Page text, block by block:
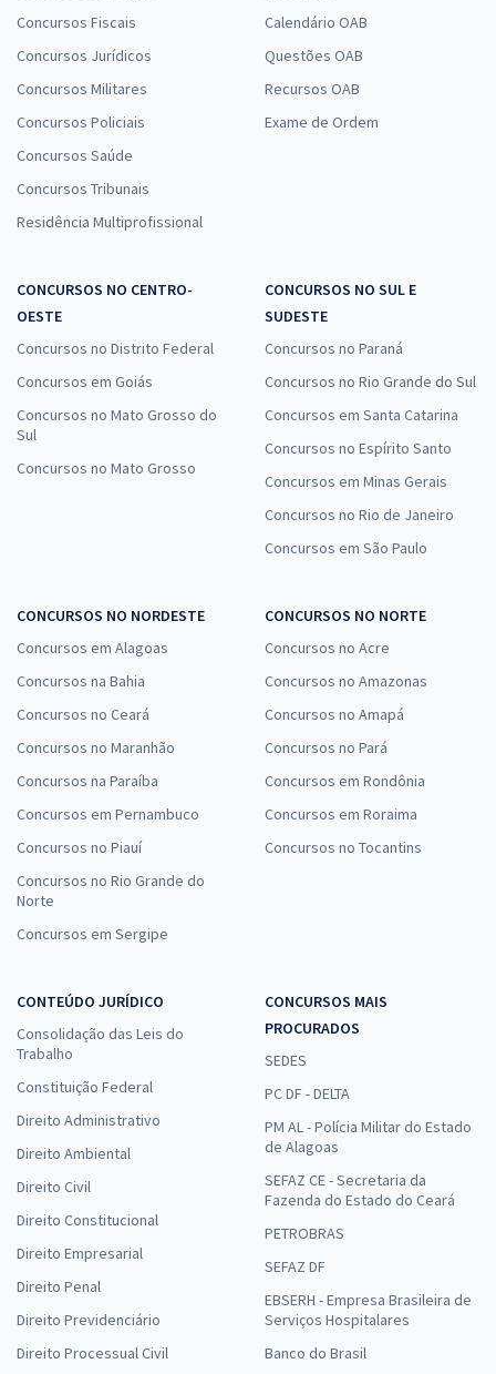
Concursos Fiscais
Concursos Jurídicos
Concursos Militares
Concursos Policiais
Concursos Saúde
Concursos Tribunais
Residência Multiprofissional
Calendário OAB
Questões OAB
Recursos OAB
Exame de Ordem
CONCURSOS NO CENTRO-
OESTE
Concursos no Distrito Federal
Concursos em Goiás
Concursos no Mato Grosso do
Sul
Concursos no Mato Grosso
CONCURSOS NO SUL E
SUDESTE
Concursos no Paraná
Concursos no Rio Grande do Sul
Concursos em Santa Catarina
Concursos no Espírito Santo
Concursos em Minas Gerais
Concursos no Rio de Janeiro
Concursos em São Paulo
CONCURSOS NO NORDESTE
Concursos em Alagoas
Concursos na Bahia
Concursos no Ceará
Concursos no Maranhão
Concursos na Paraíba
Concursos em Pernambuco
Concursos no Piauí
Concursos no Rio Grande do
Norte
Concursos em Sergipe
CONCURSOS NO NORTE
Concursos no Acre
Concursos no Amazonas
Concursos no Amapá
Concursos no Pará
Concursos em Rondônia
Concursos em Roraima
Concursos no Tocantins
CONTEÚDO JURÍDICO
Consolidação das Leis do
Trabalho
Constituição Federal
Direito Administrativo
Direito Ambiental
Direito Civil
Direito Constitucional
Direito Empresarial
Direito Penal
Direito Previdenciário
Direito Processual Civil
CONCURSOS MAIS
PROCURADOS
SEDES
PC DF - DELTA
PM AL - Polícia Militar do Estado
de Alagoas
SEFAZ CE - Secretaria da
Fazenda do Estado do Ceará
PETROBRAS
SEFAZ DF
EBSERH - Empresa Brasileira de
Serviços Hospitalares
Banco do Brasil